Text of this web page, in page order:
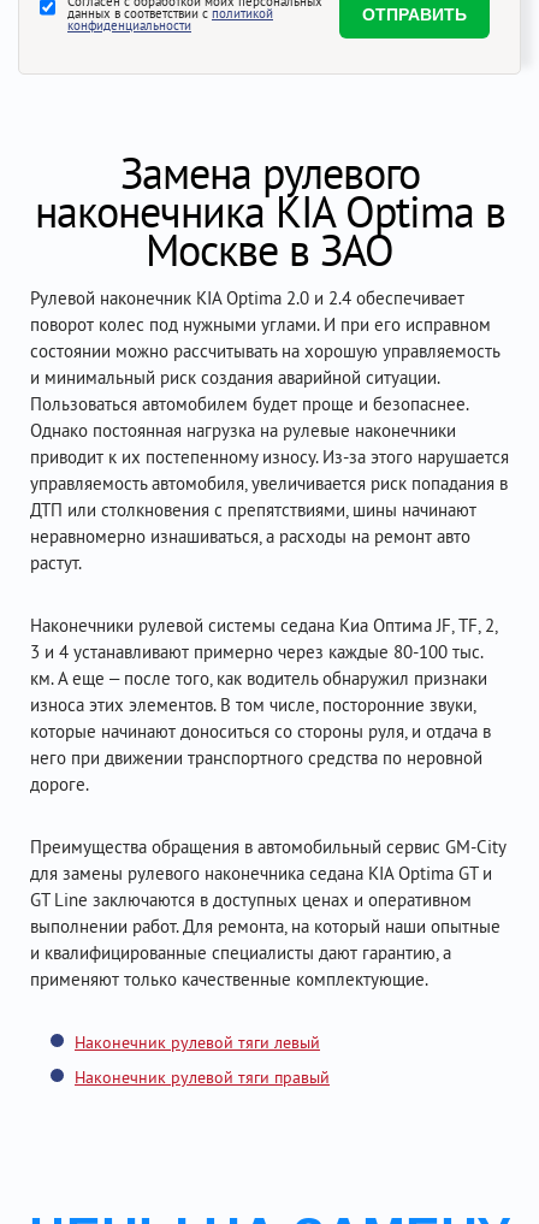
данных в соответствии с политикой
конфиденциальности
Замена рулевого
наконечника KIA Optima в
Москве в ЗАО
Рулевой наконечник KIA Optima 2.0 и 2.4 обеспечивает
поворот колес под нужными углами. И при его исправном
состоянии можно рассчитывать на хорошую управляемость
и минимальный риск создания аварийной ситуации.
Пользоваться автомобилем будет проще и безопаснее.
Однако постоянная нагрузка на рулевые наконечники
приводит к их постепенному износу. Из-за этого нарушается
управляемость автомобиля, увеличивается риск попадания в
ДТП или столкновения с препятствиями, шины начинают
неравномерно изнашиваться, а расходы на ремонт авто
растут.
Наконечники рулевой системы седана Киа Оптима JF, TF, 2,
3 и 4 устанавливают примерно через каждые 80-100 тыс.
км. А еще – после того, как водитель обнаружил признаки
износа этих элементов. В том числе, посторонние звуки,
которые начинают доноситься со стороны руля, и отдача в
него при движении транспортного средства по неровной
дороге.
Преимущества обращения в автомобильный сервис GM-City
для замены рулевого наконечника седана KIA Optima GT и
GT Line заключаются в доступных ценах и оперативном
выполнении работ. Для ремонта, на который наши опытные
и квалифицированные специалисты дают гарантию, а
применяют только качественные комплектующие.
Наконечник рулевой тяги левый
Наконечник рулевой тяги правый